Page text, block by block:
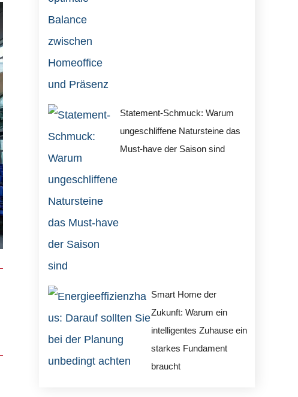
Statement-Schmuck: Warum
ungeschliffene Natursteine das
Must-have der Saison sind
Smart Home der
Zukunft: Warum ein
intelligentes Zuhause ein
starkes Fundament
braucht